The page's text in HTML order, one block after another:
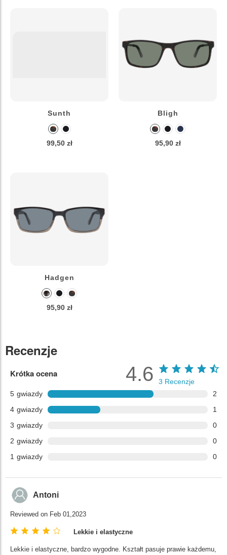
Sunth
99,50 zł
Bligh
95,90 zł
Hadgen
95,90 zł
Recenzje
Krótka ocena
5 gwiazdy
2
4 gwiazdy
1
3 gwiazdy
0
2 gwiazdy
0
1 gwiazdy 0
4.6 3 Recenzje
Antoni
Reviewed on Feb 01,2023
Lekkie i elastyczne
Lekkie i elastyczne, bardzo wygodne. Kształt pasuje prawie każdemu,